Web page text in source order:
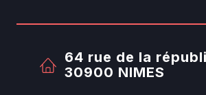
64 rue de la
30900 NIMES